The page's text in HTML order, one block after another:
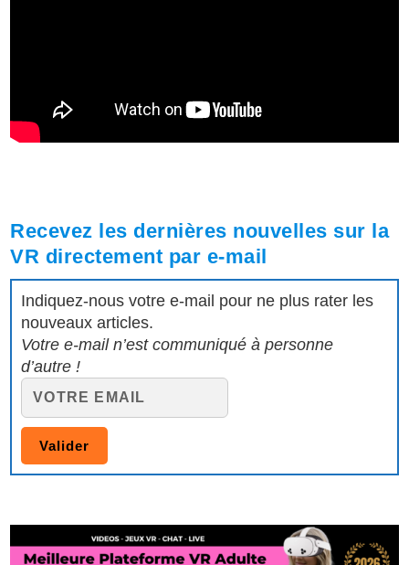
Recevez les dernières nouvelles sur la
VR directement par e-mail
Indiquez-nous votre e-mail pour ne plus rater les
nouveaux articles.
Votre e-mail n’est communiqué à personne
d’autre !